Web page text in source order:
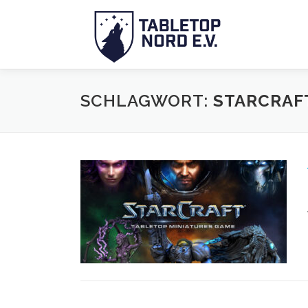
SCHLAGWORT: